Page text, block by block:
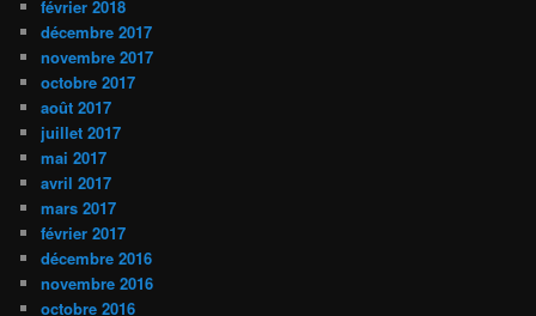
février 2018
décembre 2017
novembre 2017
octobre 2017
août 2017
juillet 2017
mai 2017
avril 2017
mars 2017
février 2017
décembre 2016
novembre 2016
octobre 2016